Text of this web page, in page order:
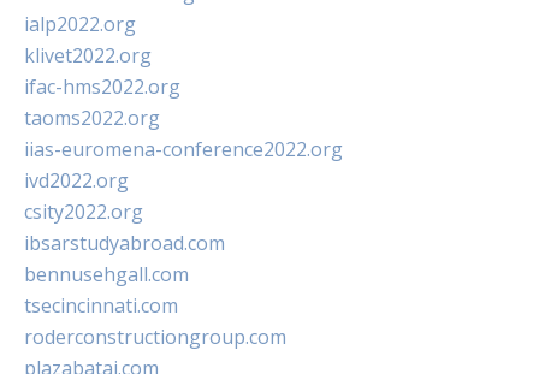
ialp2022.org
klivet2022.org
ifac-hms2022.org
taoms2022.org
iias-euromena-conference2022.org
ivd2022.org
csity2022.org
ibsarstudyabroad.com
bennusehgall.com
tsecincinnati.com
roderconstructiongroup.com
plazabatai.com